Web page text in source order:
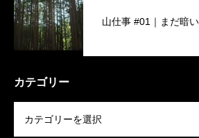
山仕事 #01｜まだ暗
カテゴリー